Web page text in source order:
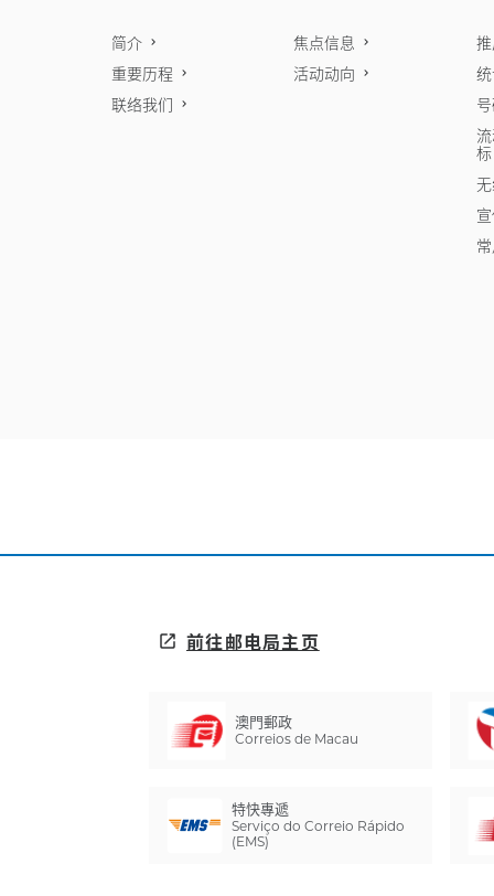
简介
重要历程
联络我们
焦点信息
活动动向
标
open_in_new 前往邮电局主页
澳門郵政
Correios de Macau
特快專遞
Serviço do Correio Rápido
(EMS)